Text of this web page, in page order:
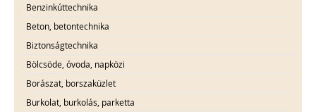
Benzinkúttechnika
Beton, betontechnika
Biztonságtechnika
Bölcsöde, óvoda, napközi
Borászat, borszaküzlet
Burkolat, burkolás, parketta